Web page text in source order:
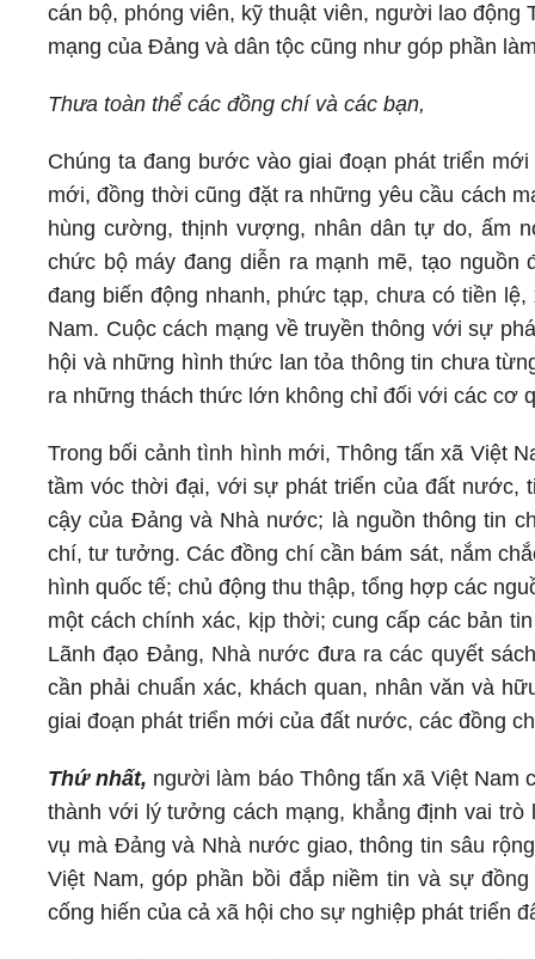
cán bộ, phóng viên, kỹ thuật viên, người lao
mạng của Đảng và dân tộc cũng như góp phần
Thưa toàn thể các đồng chí và các bạn,
Chúng ta đang bước vào giai đoạn phát triển
mới, đồng thời cũng đặt ra những yêu cầu cách
hùng cường, thịnh vượng, nhân dân tự do, ấm
chức bộ máy đang diễn ra mạnh mẽ, tạo
đang biến động nhanh, phức tạp, chưa có tiền
Nam. Cuộc cách mạng về truyền thông với sự
hội và những hình thức lan tỏa thông tin chưa
ra những thách thức lớn không chỉ đối với các cơ
Trong bối cảnh tình hình mới, Thông tấn xã Việt
tầm vóc thời đại, với sự phát triển của đất nước,
cậy của Đảng và Nhà nước; là nguồn thông tin
chí, tư tưởng. Các đồng chí cần bám sát, nắm
hình quốc tế; chủ động thu thập, tổng hợp các
một cách chính xác, kịp thời; cung cấp các bản
Lãnh đạo Đảng, Nhà nước đưa ra các quyết
cần phải chuẩn xác, khách quan, nhân văn và
giai đoạn phát triển mới của đất nước, các đồng
Thứ nhất, người làm báo Thông tấn xã Việt Nam
thành với lý tưởng cách mạng, khẳng định vai
vụ mà Đảng và Nhà nước giao, thông tin sâu
Việt Nam, góp phần bồi đắp niềm tin và sự
cống hiến của cả xã hội cho sự nghiệp phát triển